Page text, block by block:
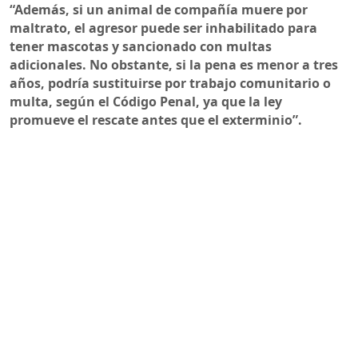
“Además, si un animal de compañía muere por
maltrato, el agresor puede ser inhabilitado para
tener mascotas y sancionado con multas
adicionales. No obstante, si la pena es menor a tres
años, podría sustituirse por trabajo comunitario o
multa, según el Código Penal, ya que la ley
promueve el rescate antes que el exterminio”.